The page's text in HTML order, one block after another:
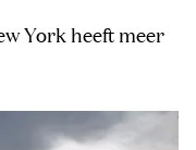
York heeft meer